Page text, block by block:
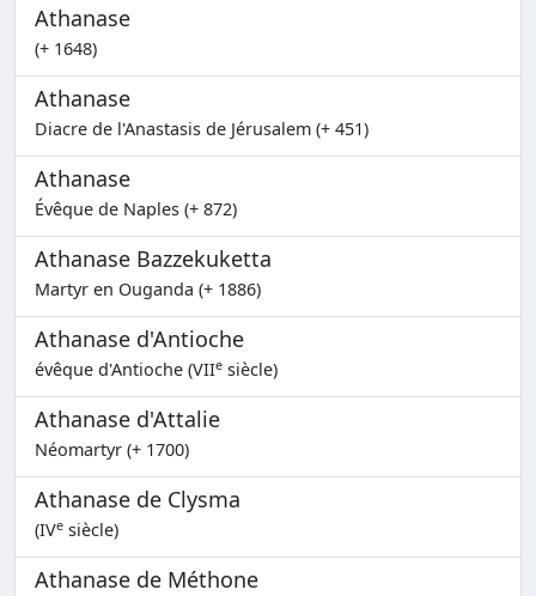
Athanase
(+ 1648)
Athanase
Diacre de l'Anastasis de Jérusalem (+ 451)
Athanase
Évêque de Naples (+ 872)
Athanase Bazzekuketta
Martyr en Ouganda (+ 1886)
Athanase d'Antioche
évêque d'Antioche (VIIe siècle)
Athanase d'Attalie
Néomartyr (+ 1700)
Athanase de Clysma
(IVe siècle)
Athanase de Méthone